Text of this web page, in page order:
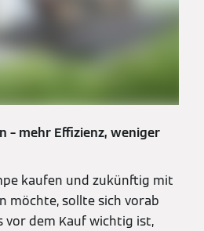
– mehr Effizienz, weniger
kaufen und zukünftig mit
möchte, sollte sich vorab
vor dem Kauf wichtig ist,